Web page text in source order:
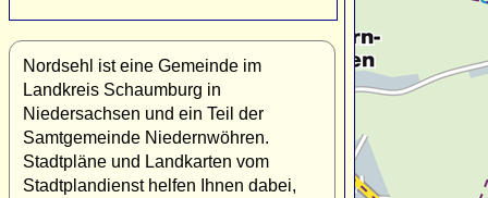
Nordsehl ist eine Gemeinde im
Landkreis Schaumburg in
Niedersachsen und ein Teil der
Samtgemeinde Niedernwöhren.
Stadtpläne und Landkarten vom
Stadtplandienst helfen Ihnen dabei,